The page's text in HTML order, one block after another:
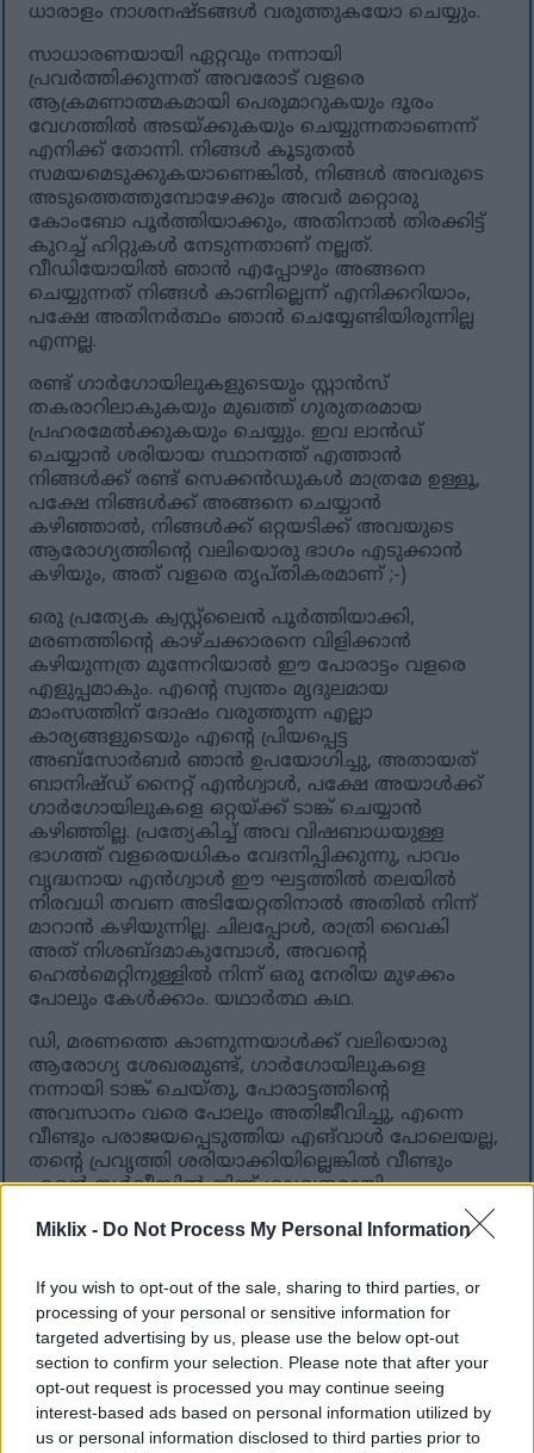
Miklix - Do Not Process My Personal Information
If you wish to opt-out of the sale, sharing to third parties, or
processing of your personal or sensitive information for
targeted advertising by us, please use the below opt-out
section to confirm your selection. Please note that after your
opt-out request is processed you may continue seeing
interest-based ads based on personal information utilized by
us or personal information disclosed to third parties prior to
ധാരാളം നാശനഷ്ടങ്ങൾ വരുത്തുകയോ ചെയ്യും.
സാധാരണയായി ഏറ്റവും നന്നായി
പ്രവർത്തിക്കുന്നത് അവരോട് വളരെ
ആക്രമണാത്മകമായി പെരുമാറുകയും ദൂരം
വേഗത്തിൽ അടയ്ക്കുകയും ചെയ്യുന്നതാണെന്ന്
എനിക്ക് തോന്നി. നിങ്ങൾ കൂടുതൽ
സമയമെടുക്കുകയാണെങ്കിൽ, നിങ്ങൾ അവരുടെ
അടുത്തെത്തുമ്പോഴേക്കും അവർ മറ്റൊരു
കോംബോ പൂർത്തിയാക്കും, അതിനാൽ തിരക്കിട്ട്
കുറച്ച് ഹിറ്റുകൾ നേടുന്നതാണ് നല്ലത്.
വീഡിയോയിൽ ഞാൻ എപ്പോഴും അങ്ങനെ
ചെയ്യുന്നത് നിങ്ങൾ കാണില്ലെന്ന് എനിക്കറിയാം,
പക്ഷേ അതിനർത്ഥം ഞാൻ ചെയ്യേണ്ടിയിരുന്നില്ല
എന്നല്ല.
രണ്ട് ഗാർഗോയിലുകളുടെയും സ്റ്റാൻസ്
തകരാറിലാകുകയും മുഖത്ത് ഗുരുതരമായ
പ്രഹരമേൽക്കുകയും ചെയ്യും. ഇവ ലാൻഡ്
ചെയ്യാൻ ശരിയായ സ്ഥാനത്ത് എത്താൻ
നിങ്ങൾക്ക് രണ്ട് സെക്കൻഡുകൾ മാത്രമേ ഉള്ളൂ,
പക്ഷേ നിങ്ങൾക്ക് അങ്ങനെ ചെയ്യാൻ
കഴിഞ്ഞാൽ, നിങ്ങൾക്ക് ഒറ്റയടിക്ക് അവയുടെ
ആരോഗ്യത്തിന്റെ വലിയൊരു ഭാഗം എടുക്കാൻ
കഴിയും, അത് വളരെ തൃപ്തികരമാണ് ;-)
ഒരു പ്രത്യേക ക്വസ്റ്റ്‌ലൈൻ പൂർത്തിയാക്കി,
മരണത്തിന്റെ കാഴ്ചക്കാരനെ വിളിക്കാൻ
കഴിയുന്നത്ര മുന്നേറിയാൽ ഈ പോരാട്ടം വളരെ
എളുപ്പമാകും. എന്റെ സ്വന്തം മൃദുലമായ
മാംസത്തിന് ദോഷം വരുത്തുന്ന എല്ലാ
കാര്യങ്ങളുടെയും എന്റെ പ്രിയപ്പെട്ട
അബ്സോർബർ ഞാൻ ഉപയോഗിച്ചു, അതായത്
ബാനിഷ്ഡ് നൈറ്റ് എൻഗ്വാൾ, പക്ഷേ അയാൾക്ക്
ഗാർഗോയിലുകളെ ഒറ്റയ്ക്ക് ടാങ്ക് ചെയ്യാൻ
കഴിഞ്ഞില്ല. പ്രത്യേകിച്ച് അവ വിഷബാധയുള്ള
ഭാഗത്ത് വളരെയധികം വേദനിപ്പിക്കുന്നു, പാവം
വൃദ്ധനായ എൻഗ്വാൾ ഈ ഘട്ടത്തിൽ തലയിൽ
നിരവധി തവണ അടിയേറ്റതിനാൽ അതിൽ നിന്ന്
മാറാൻ കഴിയുന്നില്ല. ചിലപ്പോൾ, രാത്രി വൈകി
അത് നിശബ്ദമാകുമ്പോൾ, അവന്റെ
ഹെൽമെറ്റിനുള്ളിൽ നിന്ന് ഒരു നേരിയ മുഴക്കം
പോലും കേൾക്കാം. യഥാർത്ഥ കഥ.
ഡി, മരണത്തെ കാണുന്നയാൾക്ക് വലിയൊരു
ആരോഗ്യ ശേഖരമുണ്ട്, ഗാർഗോയിലുകളെ
നന്നായി ടാങ്ക് ചെയ്തു, പോരാട്ടത്തിന്റെ
അവസാനം വരെ പോലും അതിജീവിച്ചു, എന്നെ
വീണ്ടും പരാജയപ്പെടുത്തിയ എങ്‌വാൾ പോലെയല്ല,
തന്റെ പ്രവൃത്തി ശരിയാക്കിയില്ലെങ്കിൽ വീണ്ടും
എന്റെ സർവീസിൽ നിന്ന് ശാശ്വതമായി
പിരിച്ചുവിടപ്പെടാനുള്ള സാധ്യതയുമുണ്ട്. എനിക്ക്
ഇപ്പോൾ വിളിക്കാൻ ഇതിലും മികച്ചതായി
വളരെയധികം ബോധവാനായിരിക്കുന്നുവെന്നും
അത് മുതലെടുക്കുകയാണെന്നും ഞാൻ
ചിന്തിക്കാൻ തുടങ്ങിയിരിക്കുന്നു.
ഞാൻ കൂടുതലും ഡെക്സ്റ്റെറിറ്റി ബിൽഡ്
ആയിട്ടാണ് കളിക്കുന്നത്. എന്റെ മെലി ആയുധം
ഗാർഡിയൻസ് വാൾസ്പിയറാണ്, അതിൽ കീൻ
അഫിനിറ്റിയും സേക്രഡ് ബ്ലേഡ് ആഷ് ഓഫ് വാർ